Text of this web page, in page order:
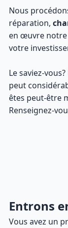
Nous
réparation,
en œuvre
votre
Le saviez-vous?
peut
êtes peut-être
Renseignez-
Entrons
Vous avez un